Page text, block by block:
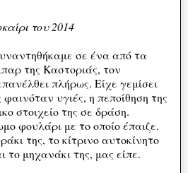
του 2014
σε ένα από τα
της Καστοριάς, τον
πλήρως. Είχε γεμίσει
υγιές, η πεποίθηση της
στοιχείο της σε δράση.
φουλάρι με το οποίο έπαιζε.
της, το κίτρινο αυτοκίνητο
το μηχανάκι της, μας είπε.